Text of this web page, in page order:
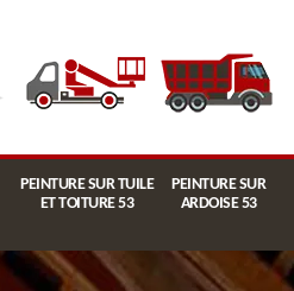
PEINTURE SUR TUILE
ET TOITURE 53
PEINTURE SUR
ARDOISE 53